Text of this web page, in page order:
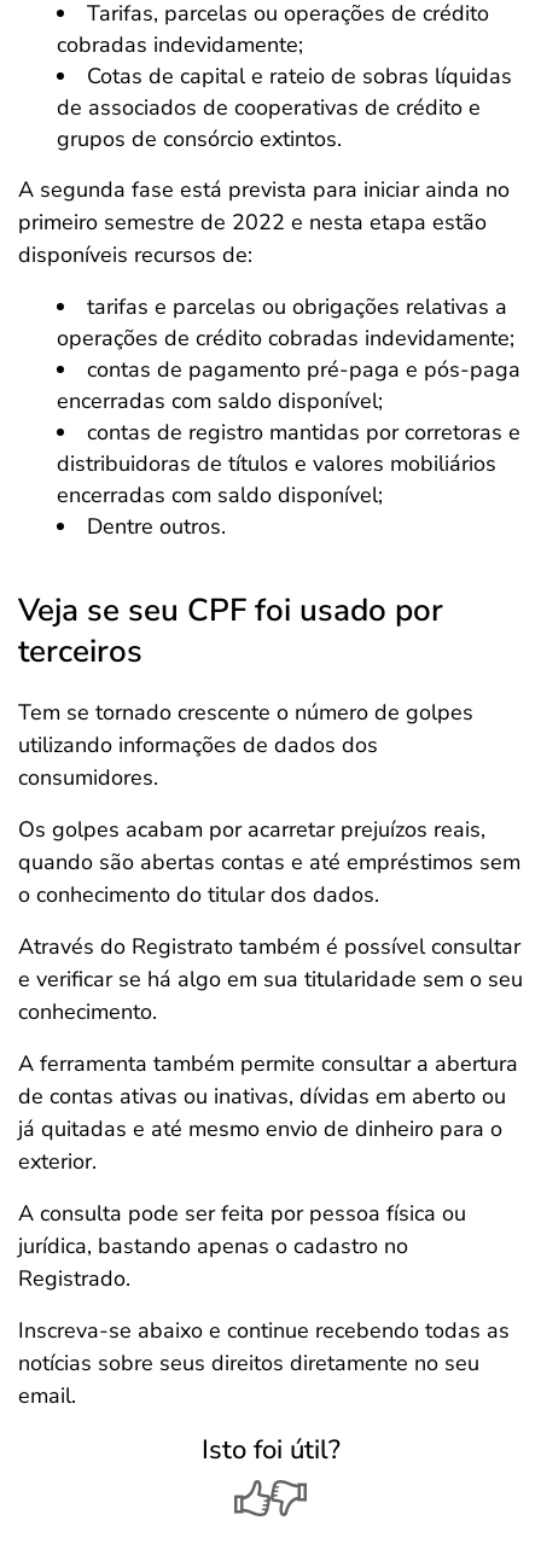
Tarifas, parcelas ou operações de crédito
cobradas indevidamente;
Cotas de capital e rateio de sobras líquidas
de associados de cooperativas de crédito e
grupos de consórcio extintos.
A segunda fase está prevista para iniciar ainda no
primeiro semestre de 2022 e nesta etapa estão
disponíveis recursos de:
tarifas e parcelas ou obrigações relativas a
operações de crédito cobradas indevidamente;
contas de pagamento pré-paga e pós-paga
encerradas com saldo disponível;
contas de registro mantidas por corretoras e
distribuidoras de títulos e valores mobiliários
encerradas com saldo disponível;
Dentre outros.
Veja se seu CPF foi usado por
terceiros
Tem se tornado crescente o número de golpes
utilizando informações de dados dos
consumidores.
Os golpes acabam por acarretar prejuízos reais,
quando são abertas contas e até empréstimos sem
o conhecimento do titular dos dados.
Através do Registrato também é possível consultar
e verificar se há algo em sua titularidade sem o seu
conhecimento.
A ferramenta também permite consultar a abertura
de contas ativas ou inativas, dívidas em aberto ou
já quitadas e até mesmo envio de dinheiro para o
exterior.
A consulta pode ser feita por pessoa física ou
jurídica, bastando apenas o cadastro no
Registrado.
Inscreva-se abaixo e continue recebendo todas as
notícias sobre seus direitos diretamente no seu
email.
Isto foi útil?